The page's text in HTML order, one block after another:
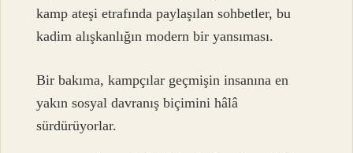
kamp ateşi etrafında paylaşılan sohbetler, bu
kadim alışkanlığın modern bir yansıması.
Bir bakıma, kampçılar geçmişin insanına en
yakın sosyal davranış biçimini hâlâ
sürdürüyorlar.